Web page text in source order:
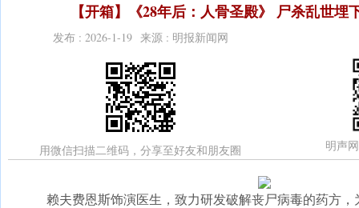
【开箱】《28年后：人骨圣殿》 尸杀乱世埋
发布 : 2026-1-19 来源 : 明报新闻网
用微信扫描二维码，分享至好友和朋友圈 明声
赖夫费恩斯饰演医生，致力研发破解丧尸病毒的药方